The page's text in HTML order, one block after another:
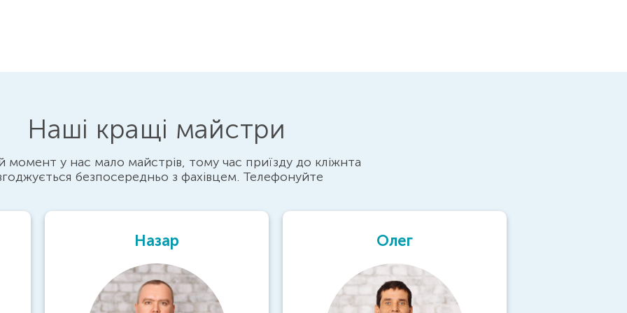
Наші кращі майстри
момент у нас мало майстрів, тому час приїзду до кліжнта
безпосередньо з фахівцем. Телефонуйте
Назар Олег